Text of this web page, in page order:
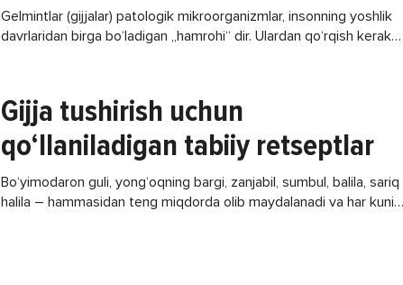
Gelmintlar (gijjalar) patologik mikroorganizmlar, insonning yoshlik
davrlaridan birga bo‘ladigan „hamrohi“ dir. Ulardan qo‘rqish kerakmi,
Gijja tushirish uchun
qo‘llaniladigan tabiiy retseptlar
Bo‘yimodaron guli, yong‘oqning bargi, zanjabil, sumbul, balila, sariq
halila – hammasidan teng miqdorda olib maydalanadi va har kuni